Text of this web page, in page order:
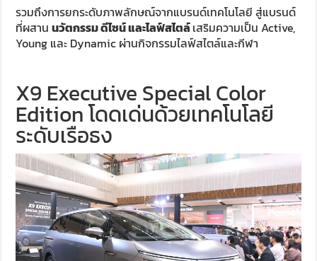
รวมถึงการยกระดับภาพลักษณ์จากแบรนด์เทคโนโลยี สู่แบรนด์
ที่ผสานนวัตกรรม ดีไซน์ และไลฟ์สไตล์เสริมความเป็น Active,
Young และ Dynamic ผ่านกิจกรรมไลฟ์สไตล์และกีฬา
X9 Executive Special Color
Edition โดดเด่นด้วยเทคโนโลยี
ระดับเรือธง